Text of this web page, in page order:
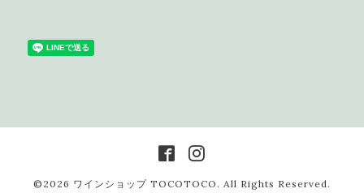
©2026 ワインショップ TOCOTOCO . All Rights Reserved.